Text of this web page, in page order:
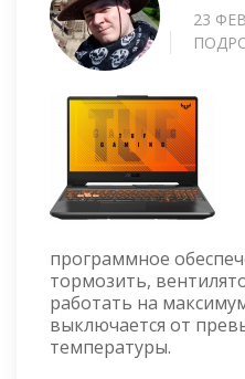
23
программное
тормозить,
работать на
выключается от
температуры.